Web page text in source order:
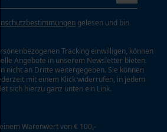
gelesen und bin
Tracking einwilligen, können
Angebote in unserem Newsletter bieten.
nicht an Dritte weitergegeben. Sie können
mit einem Klick widerrufen, in jedem
sich hierzu ganz unten ein Link.
Warenwert von € 100,-